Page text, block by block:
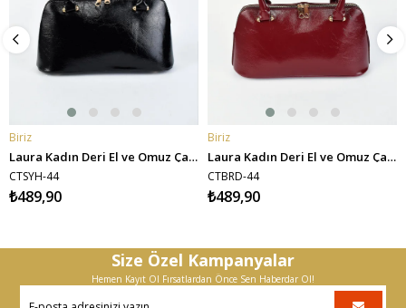
SEPETE EKLE
Biriz
Laura Kadın Deri El ve Omuz Çantası - Siyah
CTSYH-44
₺489,90
SEPETE EKLE
Biriz
Laura Kadın Deri El ve Omuz Çantası - Bordo
CTBRD-44
₺489,90
Size Özel Kampanyalar
Hemen Kayıt Ol Fırsatlardan Önce Sen Haberdar Ol!